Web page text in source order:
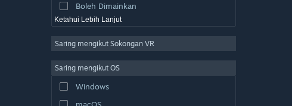
Boleh Dimainkan
Ketahui Lebih Lanjut
Saring mengikut Sokongan VR
Saring mengikut OS
Windows